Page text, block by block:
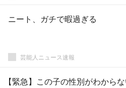
ニート、ガチで暇過ぎる
芸能人ニュース速報
【緊急】この子の性別がわから